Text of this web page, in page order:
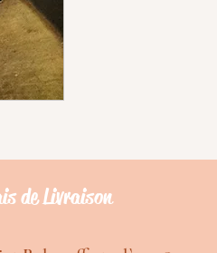
de Livraison